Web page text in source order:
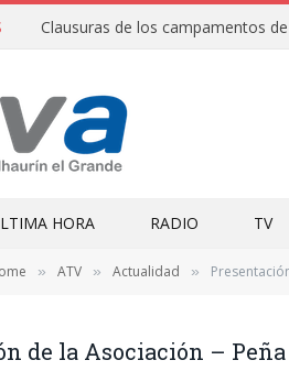
HORA RADIO TV
» ATV » Actualidad »
de la Asociación –